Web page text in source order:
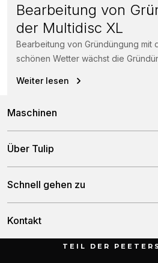
Bearbeitung von
der Multidisc XL
Bearbeitung von Gründüngung mit
schönen Wetter wächst die
Weiter lesen
Maschinen
Kreiseleggen
Zinkeneggen
Grubber
Sämaschinen
Düngerstreuer
Über Tulip
Geschichte
Schnell gehen zu
Kontakt
Munnikenheiweg 47TEIL DER